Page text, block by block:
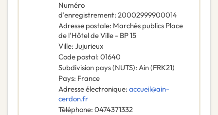
Numéro
d’enregistrement: 20002999900014
Adresse postale: Marchés publics Place
de l'Hôtel de Ville - BP 15
Ville: Jujurieux
Code postal: 01640
Subdivision pays (NUTS): Ain(FRK21)
Pays: France
Adresse électronique: accueil@ain-
cerdon.fr
Téléphone: 0474371332